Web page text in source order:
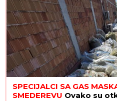
LJUBIO SESTRUna dodeli
razveo za 15 dana, a
da je GEJ: "Nadam se da
odabrati razumevanje
Evo kako
LETNJE
do zime:
MAGIČAN